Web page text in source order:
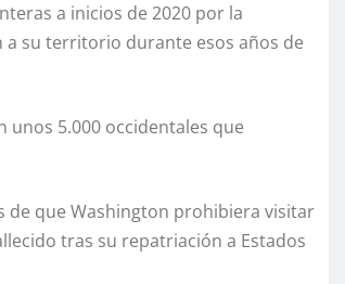
a inicios de 2020 por la
a su territorio durante esos años de
5.000 occidentales que
de que Washington prohibiera visitar
tras su repatriación a Estados